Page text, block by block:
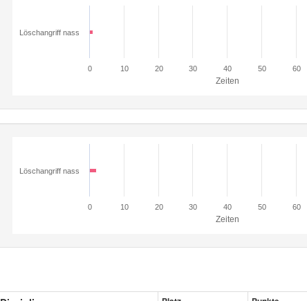
Zeiten
Löschangriff nass
0 10 20 30 40 50 60
Zeiten
Löschangriff nass
0 10 20 30 40 50 60